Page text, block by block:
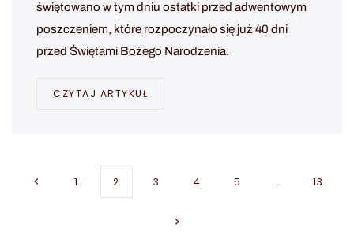
świętowano w tym dniu ostatki przed adwentowym
poszczeniem, które rozpoczynało się już 40 dni
przed Świętami Bożego Narodzenia.
CZYTAJ ARTYKUŁ
1 2 3 4 5 … 13